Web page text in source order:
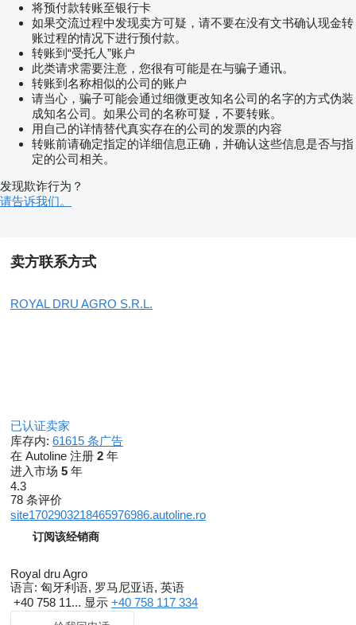
将预付款转账至银行卡
如果交流过程中发现卖方可疑，请不要在没有文书确认现金转
账过程的情况下进行预付款。
转账到“受托人”账户
此类请求需要注意，您很有可能是在与骗子通讯。
转账到名称相似的公司的账户
请当心，骗子可能会通过细微更改知名公司的名字的方式伪装
成知名公司。如果公司的名称可疑，不要转账。
用自己的详情替代真实存在的公司的发票的内容
转账前请确定指定的详细信息正确，并确认这些信息是否与指
定的公司相关。
发现欺诈行为？
请告诉我们。
卖方联系方式
ROYAL DRU AGRO S.R.L.
已认证卖家
库存内: 61615 条广告
在 Autoline 注册 2 年
进入市场 5 年
4.3
78 条评价
site1702903218465976986.autoline.ro
订阅该经销商
Royal dru Agro
语言: 匈牙利语, 罗马尼亚语, 英语
+40 758 11... 显示 +40 758 117 334